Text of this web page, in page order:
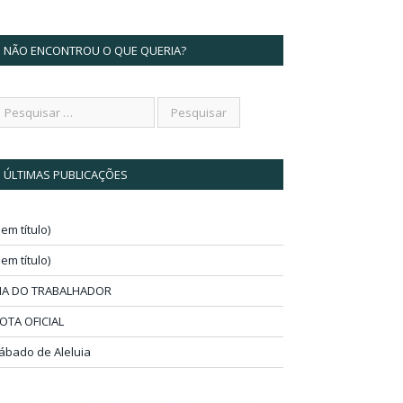
NÃO ENCONTROU O QUE QUERIA?
ÚLTIMAS PUBLICAÇÕES
título)
título)
DO TRABALHADOR
OFICIAL
de Aleluia